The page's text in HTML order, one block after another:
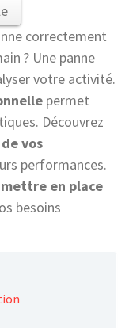
correctement
? Une panne
votre activité.
permet
Découvrez
vos
performances.
mettre en place
besoins